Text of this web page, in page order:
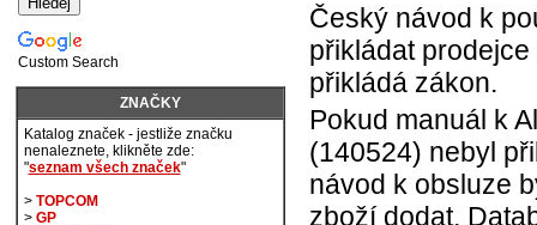
Český návod k
přikládat
přikládá zákon.
Pokud manuál k
(140524) nebyl
návod k obsluze
zboží dodat.
Custom Search
ZNAČKY
Katalog značek - jestliže značku
nenaleznete, klikněte zde:
"seznam všech značek"
> TOPCOM
> GP